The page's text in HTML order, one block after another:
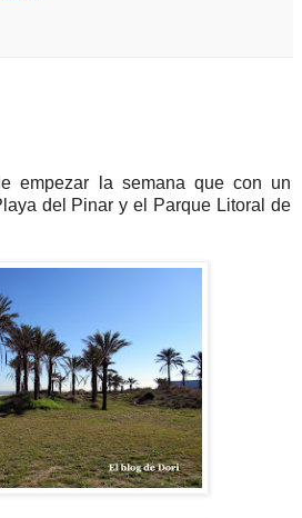
empezar la semana que con un
del Pinar y el Parque Litoral de